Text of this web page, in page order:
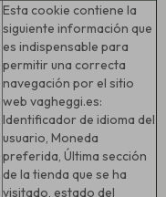
Esta cookie contiene la
siguiente información que
es indispensable para
permitir una correcta
navegación por el sitio
web vagheggi.es:
Identificador de idioma del
usuario, Moneda
preferida, Última sección
de la tienda que se ha
visitado, estado del